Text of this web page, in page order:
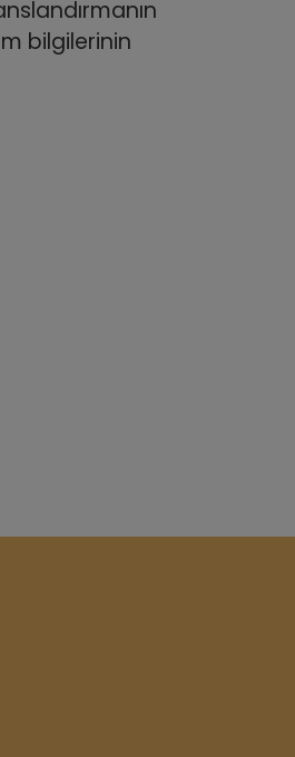
bilgilerinin